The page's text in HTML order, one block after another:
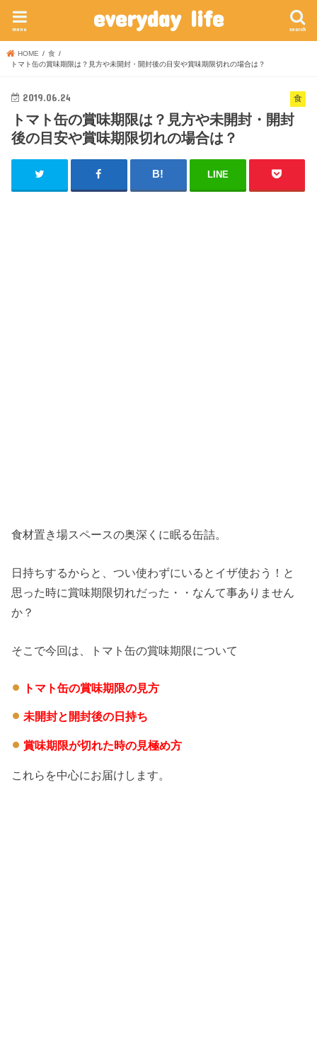
everyday life search
menu
HOME
食
トマト缶の賞味期限は？見方や未開封・開封後の目安や賞味期限切れの場合は？
食
2019.06.24
トマト缶の賞味期限は？見方や未開封・開封
後の目安や賞味期限切れの場合は？
LINE
食材置き場スペースの奥深くに眠る缶詰。
日持ちするからと、つい使わずにいるとイザ使おう！と
思った時に賞味期限切れだった・・なんて事ありません
か？
そこで今回は、トマト缶の賞味期限について
トマト缶の賞味期限の見方
未開封と開封後の日持ち
賞味期限が切れた時の見極め方
これらを中心にお届けします。